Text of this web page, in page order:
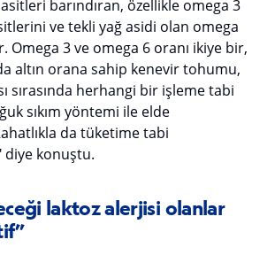
barındıran, özellikle omega 3
ve tekli yağ asidi olan omega
Omega 3 ve omega 6 oranı ikiye bir,
altın orana sahip kenevir tohumu,
sırasında herhangi bir işleme tabi
sıkım yöntemi ile elde
da tüketime tabi
diye konuştu.
laktoz alerjisi olanlar